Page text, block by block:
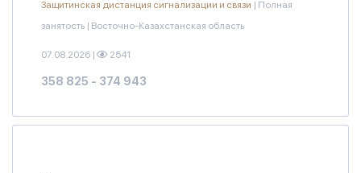
Защитинская дистанция сигнализации и связи | Полная
занятость | Восточно-Казахстанская область
07.08.2026 | 2541
358 825 - 374 943